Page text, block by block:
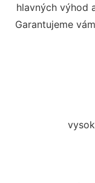
hlavných výhod
Garantujeme